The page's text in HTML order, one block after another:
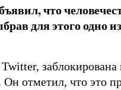
что
для этого одно
заблокирована
отметил, что это